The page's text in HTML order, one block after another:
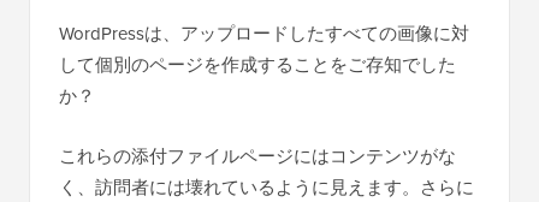
WordPressは、アップロードしたすべての画像に対
して個別のページを作成することをご存知でした
か？
これらの添付ファイルページにはコンテンツがな
く、訪問者には壊れているように見えます。さらに